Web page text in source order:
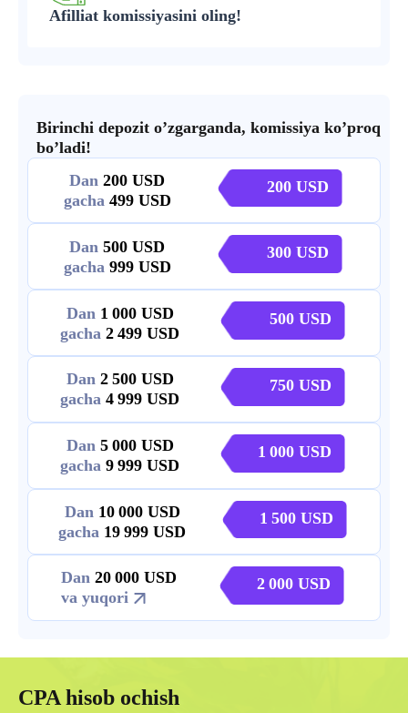
Afilliat komissiyasini oling!
Birinchi depozit o’zgarganda, komissiya ko’proq
bo’ladi!
Dan 200
gacha 499
200
Dan 5 000
gacha 9 999
1 000
Dan 500
gacha 999
300
Dan 10 000
gacha 19 999
1 500
Dan 1 000
gacha 2 499
500
Dan 20 000
va yuqori
2 000
Dan 2 500
gacha 4 999
750
CPA hisob ochish